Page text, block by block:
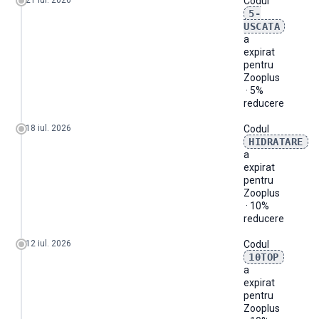
5-
USCATA
a
expirat
pentru
Zooplus
· 5%
reducere
18 iul. 2026
Codul
HIDRATARE
a
expirat
pentru
Zooplus
· 10%
reducere
12 iul. 2026
Codul
10TOP
a
expirat
pentru
Zooplus